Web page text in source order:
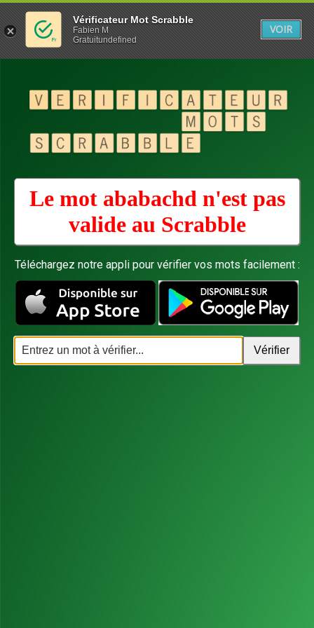
Le mot ababachd n'est pas
valide au Scrabble
Téléchargez notre appli pour vérifier vos mots facilement :
Vérificateur Mot Scrabble
Fabien M
Gratuitundefined
VOIR